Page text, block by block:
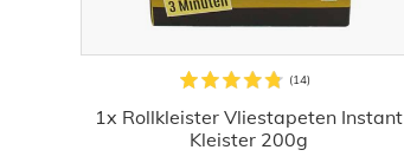
1x Rollkleister Vliestapeten Instant
Kleister 200g